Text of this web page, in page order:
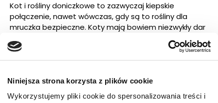
Niniejsza strona korzysta z plików cookie
Wykorzystujemy pliki cookie do spersonalizowania treści i
Kot i rośliny doniczkowe to zazwyczaj kiepskie
połączenie, nawet wówczas, gdy są to rośliny dla
mruczka bezpieczne. Koty mają bowiem niezwykły dar
do zrzucania i rozbijania doniczek – i to niezależnie od
tego, jak są duże i dobrze zabezpieczone! Niemniej,
jeśli nie chcesz wybierać między kotem i roślinami, a
możesz wprowadzić do domu np. róże, słoneczniki czy
gerbery.